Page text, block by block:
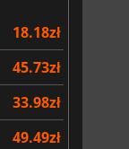
18.18zł
45.73zł
33.98zł
49.49zł